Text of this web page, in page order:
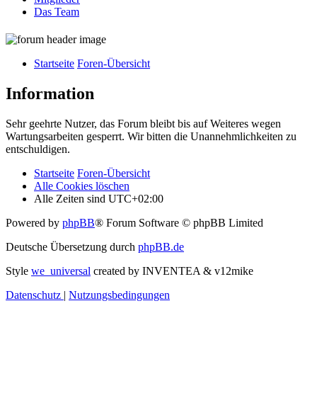
Das Team
Startseite Foren-Übersicht
Information
Sehr geehrte Nutzer, das Forum bleibt bis auf Weiteres wegen
Wartungsarbeiten gesperrt. Wir bitten die Unannehmlichkeiten zu
entschuldigen.
Startseite Foren-Übersicht
Alle Cookies löschen
Alle Zeiten sind UTC+02:00
Powered by phpBB® Forum Software © phpBB Limited
Deutsche Übersetzung durch phpBB.de
Style we_universal created by INVENTEA & v12mike
Datenschutz | Nutzungsbedingungen